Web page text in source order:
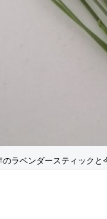
のラベンダースティックと